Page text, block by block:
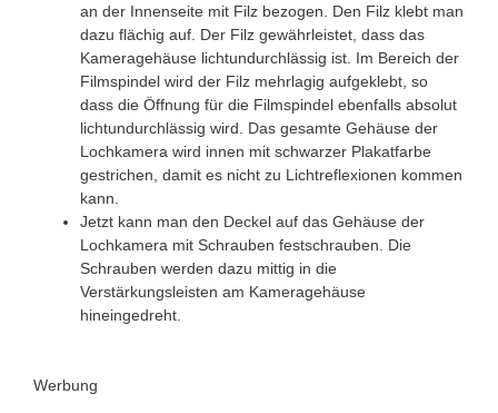
an der Innenseite mit Filz bezogen. Den Filz klebt man
dazu flächig auf. Der Filz gewährleistet, dass das
Kameragehäuse lichtundurchlässig ist. Im Bereich der
Filmspindel wird der Filz mehrlagig aufgeklebt, so
dass die Öffnung für die Filmspindel ebenfalls absolut
lichtundurchlässig wird. Das gesamte Gehäuse der
Lochkamera wird innen mit schwarzer Plakatfarbe
gestrichen, damit es nicht zu Lichtreflexionen kommen
kann.
Jetzt kann man den Deckel auf das Gehäuse der
Lochkamera mit Schrauben festschrauben. Die
Schrauben werden dazu mittig in die
Verstärkungsleisten am Kameragehäuse
hineingedreht.
Werbung